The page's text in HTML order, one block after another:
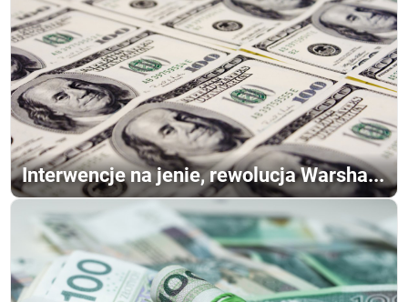
Interwencje na jenie, rewolucja Warsha...